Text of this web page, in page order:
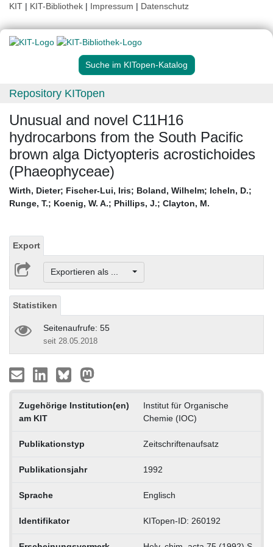
KIT | KIT-Bibliothek | Impressum | Datenschutz
Suche im KITopen-Katalog
Repository KITopen
Unusual and novel C11H16
hydrocarbons from the South Pacific
brown alga Dictyopteris acrostichoides
(Phaeophyceae)
Wirth, Dieter; Fischer-Lui, Iris; Boland, Wilhelm; Icheln, D.;
Runge, T.; Koenig, W. A.; Phillips, J.; Clayton, M.
Export
Exportieren als ...
Statistiken
Seitenaufrufe: 55
seit 28.05.2018
Zugehörige Institution(en)
am KIT
Institut für Organische
Chemie (IOC)
Publikationstyp Zeitschriftenaufsatz
Publikationsjahr 1992
Sprache Englisch
Identifikator KITopen-ID: 260192